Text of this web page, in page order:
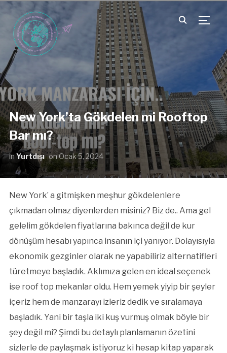
New York’ta Gökdelen mi Rooftop
Bar mı?
inYurtdışı onOcak 5, 2024
New York’ a gitmişken meşhur gökdelenlere
çıkmadan olmaz diyenlerden misiniz? Biz de.. Ama gel
gelelim gökdelen fiyatlarına bakınca değil de kur
dönüşüm hesabı yapınca insanın içi yanıyor. Dolayısıyla
ekonomik gezginler olarak ne yapabiliriz alternatifleri
türetmeye başladık. Aklımıza gelen en ideal seçenek
ise roof top mekanlar oldu. Hem yemek yiyip bir şeyler
içeriz hem de manzarayı izleriz dedik ve sıralamaya
başladık. Yani bir taşla iki kuş vurmuş olmak böyle bir
şey değil mi? Şimdi bu detaylı planlamanın özetini
sizlerle de paylaşmak istiyoruz ki hesap kitap yaparak